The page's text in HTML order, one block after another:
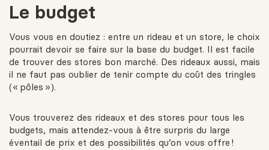
Le budget
Vous vous en doutiez : entre un rideau et un store, le choix
pourrait devoir se faire sur la base du budget. Il est facile
de trouver des stores bon marché. Des rideaux aussi, mais
il ne faut pas oublier de tenir compte du coût des tringles
(« pôles »).
Vous trouverez des rideaux et des stores pour tous les
budgets, mais attendez-vous à être surpris du large
éventail de prix et des possibilités qu’on vous offre !